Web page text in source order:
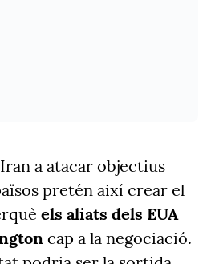
a atacar objectius
pretén així crear el
els aliats dels EUA
cap a la negociació.